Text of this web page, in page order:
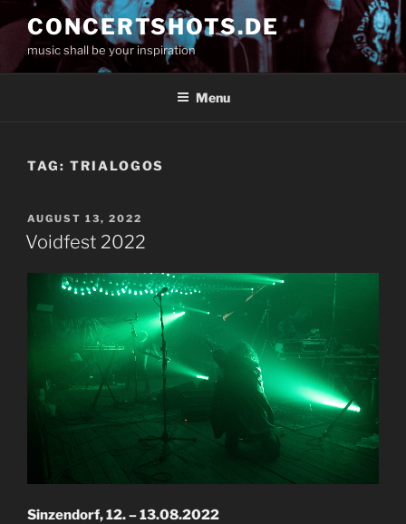
to
content
CONCERTSHOTS.DE
music shall be your inspiration
Menu
TAG: TRIALOGOS
POSTED
ON
AUGUST 13, 2022
Voidfest 2022
Sinzendorf, 12. – 13.08.2022